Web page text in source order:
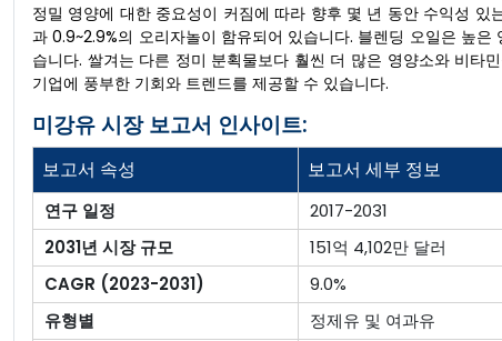
정밀 영양에 대한 중요성이 커짐에 따라 향후 몇 년 동안 수익성 있
과 0.9~2.9%의 오리자놀이 함유되어 있습니다. 블렌딩 오일은 높
습니다. 쌀겨는 다른 정미 분획물보다 훨씬 더 많은 영양소와 비타
기업에 풍부한 기회와 트렌드를 제공할 수 있습니다.
미강유 시장 보고서 인사이트:
보고서 속성 보고서 세부 정보
연구 일정
2017-2031
2031년 시장 규모
151억 4,102만 달러
CAGR (2023-2031)
9.0%
유형별
정제유 및 여과유